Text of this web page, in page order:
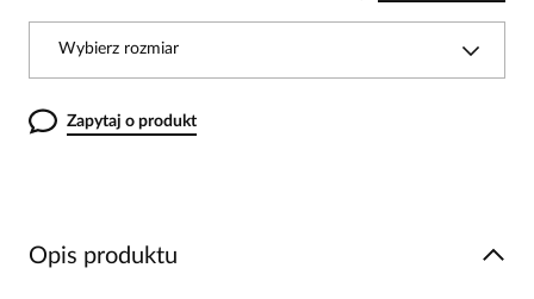
Wybierz rozmiar
Zapytaj o produkt
Opis produktu